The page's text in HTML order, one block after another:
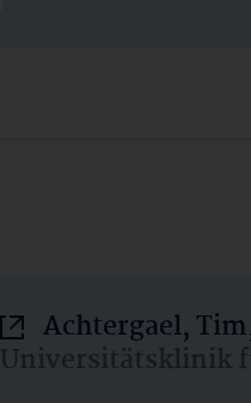
Achtergael,
Universitätsklinik